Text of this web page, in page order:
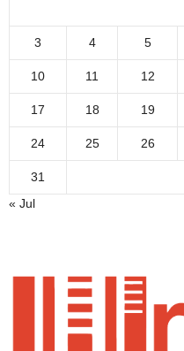
3 4 5
10 11 12
17 18 19
24 25 26
31
« Jul